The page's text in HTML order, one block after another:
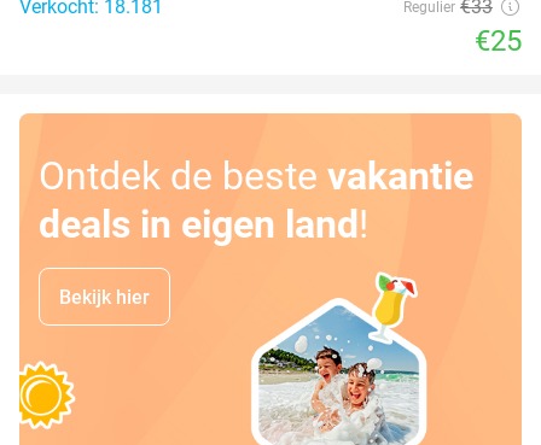
Verkocht: 18.181
Regulier €33
€25
Ontdek de beste vakantie
deals in eigen land!
Bekijk hier